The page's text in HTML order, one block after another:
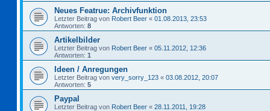
Neues Featrue: Archivfunktion
Letzter Beitrag von Robert Beer « 01.08.2013, 23:53
Antworten: 8
Artikelbilder
Letzter Beitrag von Robert Beer « 05.11.2012, 12:36
Antworten: 1
Ideen / Anregungen
Letzter Beitrag von very_sorry_123 « 03.08.2012, 20:07
Antworten: 5
Paypal
Letzter Beitrag von Robert Beer « 28.11.2011, 19:28